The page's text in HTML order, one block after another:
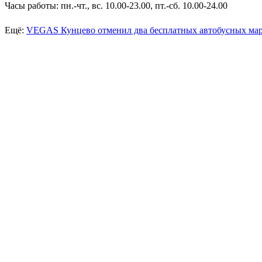
Часы работы: пн.-чт., вс. 10.00-23.00, пт.-сб. 10.00-24.00
Ещё: VEGAS Кунцево отменил два бесплатных автобусных